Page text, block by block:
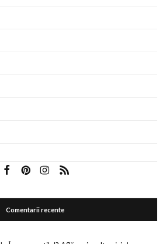
Comentarii recente